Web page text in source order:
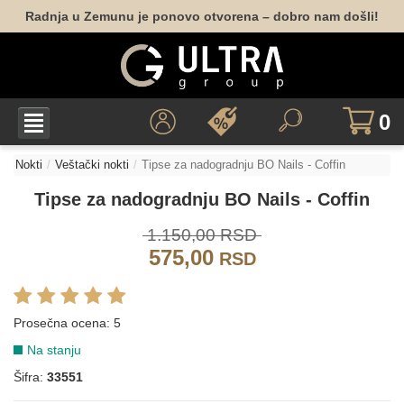
Radnja u Zemunu je ponovo otvorena – dobro nam došli!
0
Nokti Veštački nokti Tipse za nadogradnju BO Nails - Coffin
Tipse za nadogradnju BO Nails - Coffin
1.150,00 RSD
575,00RSD
Prosečna ocena: 5
Na stanju
Šifra: 33551